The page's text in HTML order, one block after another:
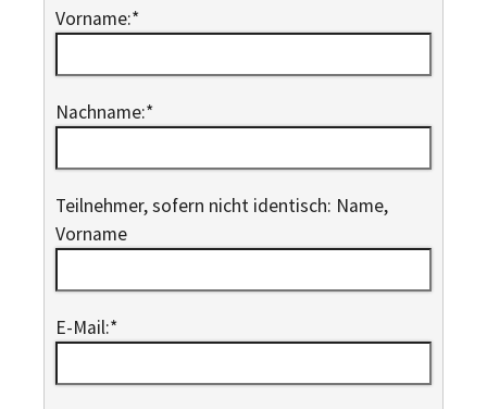
Vorname:*
Nachname:*
Teilnehmer, sofern nicht identisch: Name,
Vorname
E-Mail:*